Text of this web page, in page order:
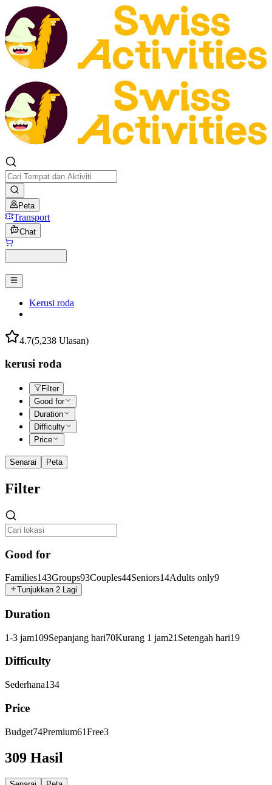
Peta
Transport
Chat
Kerusi roda
4.7(5,238 Ulasan)
kerusi roda
Filter
Good for
Duration
Difficulty
Price
Senarai Peta
Filter
Good for
Families143Groups93Couples44Seniors14Adults only9
Tunjukkan 2 Lagi
Duration
1-3 jam109Sepanjang hari70Kurang 1 jam21 Setengah hari19
Difficulty
Sederhana134
Price
Budget74Premium61Free3
309 Hasil